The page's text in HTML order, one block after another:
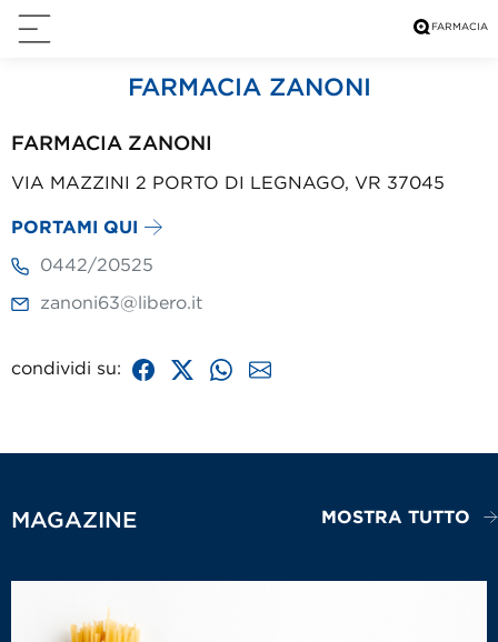
FARMACIA ZANONI
FARMACIA ZANONI
VIA MAZZINI 2 PORTO DI LEGNAGO, VR 37045
PORTAMI QUI
0442/20525
zanoni63@libero.it
condividi su:
MAGAZINE MOSTRA TUTTO